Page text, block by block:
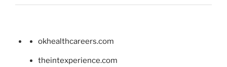
okhealthcareers.com
theintexperience.com